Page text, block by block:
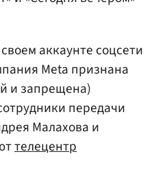
аккаунте соцсети
Meta признана
и запрещена)
передачи
Малахова и
телецентр